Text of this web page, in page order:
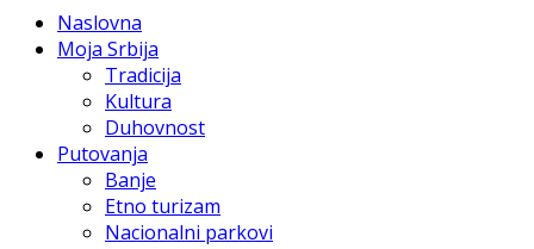
Naslovna
Moja Srbija
Tradicija
Kultura
Duhovnost
Putovanja
Banje
Etno turizam
Nacionalni parkovi